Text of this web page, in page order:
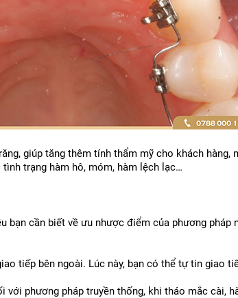
giúp tăng thêm tính thẩm mỹ cho khách
trạng hàm hô, móm, hàm lệch lạc…
cần biết về ưu nhược điểm của phương pháp
tiếp bên ngoài. Lúc này, bạn có thể tự tin giao
phương pháp truyền thống, khi tháo mắc cài,